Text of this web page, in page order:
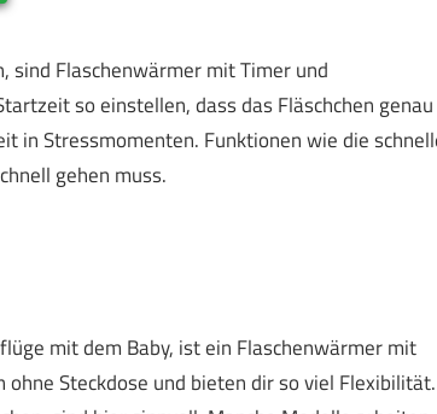
sind Flaschenwärmer mit Timer und
so einstellen, dass das Fläschchen genau
in Stressmomenten. Funktionen wie die
gehen muss.
mit dem Baby, ist ein Flaschenwärmer mit
Steckdose und bieten dir so viel Flexibilität.